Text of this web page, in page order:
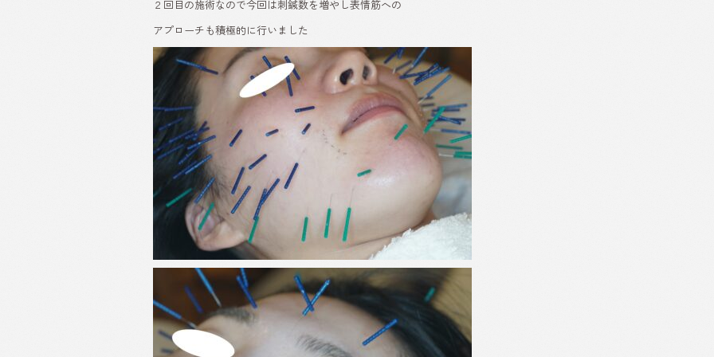
２回目の施術なので今回は刺鍼数を増やし表情筋への
アプローチも積極的に行いました